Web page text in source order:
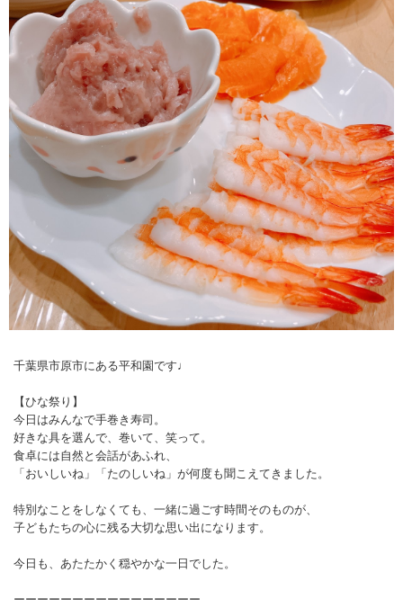
千葉県市原市にある平和園です♩
【ひな祭り】
今日はみんなで手巻き寿司。
好きな具を選んで、巻いて、笑って。
食卓には自然と会話があふれ、
「おいしいね」「たのしいね」が何度も聞こえてきました。
特別なことをしなくても、一緒に過ごす時間そのものが、
子どもたちの心に残る大切な思い出になります。
今日も、あたたかく穏やかな一日でした。
ーーーーーーーーーーーーーーーー